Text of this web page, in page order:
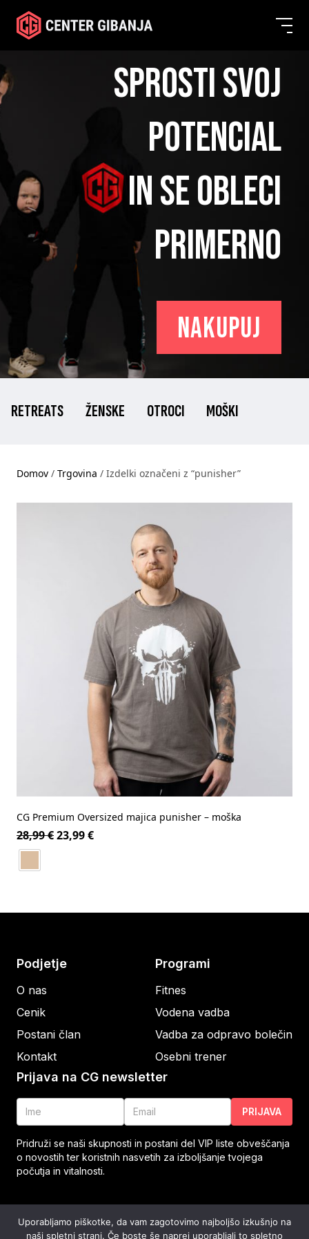
SPROSTI SVOJ
POTENCIAL
IN SE OBLECI
PRIMERNO
nakupuj
RETREATS ŽENSKE OTROCI MOŠKI
Domov / Trgovina / Izdelki označeni z “punisher”
CG Premium Oversized majica punisher – moška
28,99€23,99€
Podjetje
O nas
Cenik
Postani član
Kontakt
Programi
Fitnes
Vodena vadba
Vadba za odpravo bolečin
Osebni trener
Prijava na CG newsletter
Pridruži se naši skupnosti in postani del VIP liste obveščanja
o novostih ter koristnih nasvetih za izboljšanje tvojega
počutja in vitalnosti.
PRIJAVA
© CENTER GIBANJA 2023 / POGOJI POSLOVANJA /
CENTER GIBANJA, Kidričeva cesta 2b, Velenje / +386 51
Uporabljamo piškotke, da vam zagotovimo najboljšo izkušnjo na
naši spletni strani. Če boste še naprej uporabljali to spletno